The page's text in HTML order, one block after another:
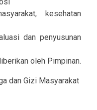
kesehatan
dan penyusunan
oleh Pimpinan.
dan Gizi Masyarakat